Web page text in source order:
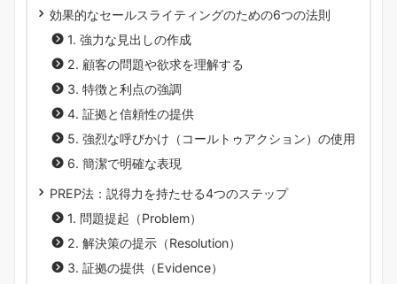
効果的なセールスライティングのための6つの法則
1. 強力な見出しの作成
2. 顧客の問題や欲求を理解する
3. 特徴と利点の強調
4. 証拠と信頼性の提供
5. 強烈な呼びかけ（コールトゥアクション）の使用
6. 簡潔で明確な表現
PREP法：説得力を持たせる4つのステップ
1. 問題提起（Problem）
2. 解決策の提示（Resolution）
3. 証拠の提供（Evidence）